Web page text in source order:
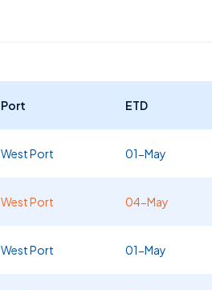
Port ETD
West Port 01-May
West Port 04-May
West Port 01-May